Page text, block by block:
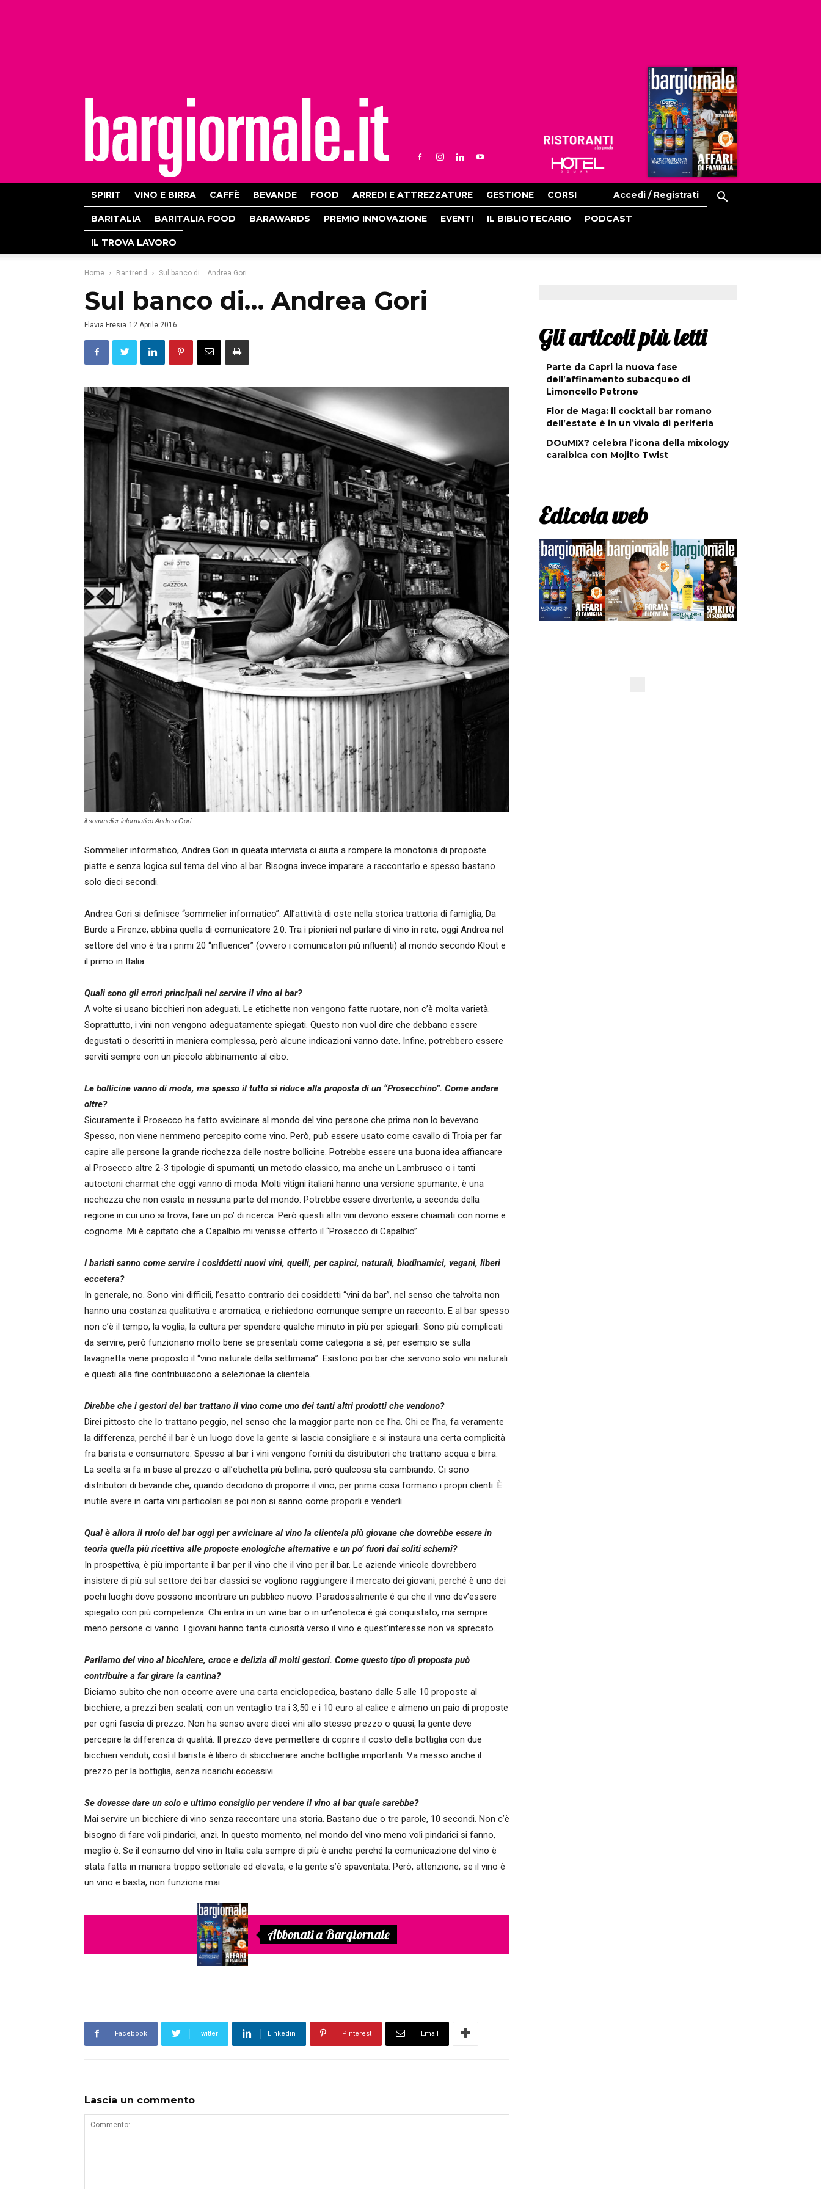
Ristoranti
Hoteldomani
SPIRIT VINO E BIRRA CAFFÈ BEVANDE FOOD ARREDI E ATTREZZATURE GESTIONE CORSI Accedi / Registrati
BARITALIA BARITALIA FOOD BARAWARDS PREMIO INNOVAZIONE EVENTI IL BIBLIOTECARIO PODCAST
IL TROVA LAVORO
Home Bar trend Sul banco di… Andrea Gori
Sul banco di… Andrea Gori
Flavia Fresia 12 Aprile 2016
il sommelier informatico Andrea Gori
Sommelier informatico, Andrea Gori in queata intervista ci aiuta a rompere la monotonia di proposte
piatte e senza logica sul tema del vino al bar. Bisogna invece imparare a raccontarlo e spesso bastano
solo dieci secondi.
Andrea Gori si definisce “sommelier informatico”. All’attività di oste nella storica trattoria di famiglia, Da
Burde a Firenze, abbina quella di comunicatore 2.0. Tra i pionieri nel parlare di vino in rete, oggi Andrea nel
settore del vino è tra i primi 20 “influencer” (ovvero i comunicatori più influenti) al mondo secondo Klout e
il primo in Italia.
Quali sono gli errori principali nel servire il vino al bar?
A volte si usano bicchieri non adeguati. Le etichette non vengono fatte ruotare, non c’è molta varietà.
Soprattutto, i vini non vengono adeguatamente spiegati. Questo non vuol dire che debbano essere
degustati o descritti in maniera complessa, però alcune indicazioni vanno date. Infine, potrebbero essere
serviti sempre con un piccolo abbinamento al cibo.
Le bollicine vanno di moda, ma spesso il tutto si riduce alla proposta di un “Prosecchino”. Come andare
oltre?
Sicuramente il Prosecco ha fatto avvicinare al mondo del vino persone che prima non lo bevevano.
Spesso, non viene nemmeno percepito come vino. Però, può essere usato come cavallo di Troia per far
capire alle persone la grande ricchezza delle nostre bollicine. Potrebbe essere una buona idea affiancare
al Prosecco altre 2-3 tipologie di spumanti, un metodo classico, ma anche un Lambrusco o i tanti
autoctoni charmat che oggi vanno di moda. Molti vitigni italiani hanno una versione spumante, è una
ricchezza che non esiste in nessuna parte del mondo. Potrebbe essere divertente, a seconda della
regione in cui uno si trova, fare un po’ di ricerca. Però questi altri vini devono essere chiamati con nome e
cognome. Mi è capitato che a Capalbio mi venisse offerto il “Prosecco di Capalbio”.
I baristi sanno come servire i cosiddetti nuovi vini, quelli, per capirci, naturali, biodinamici, vegani, liberi
eccetera?
In generale, no. Sono vini difficili, l’esatto contrario dei cosiddetti “vini da bar”, nel senso che talvolta non
hanno una costanza qualitativa e aromatica, e richiedono comunque sempre un racconto. E al bar spesso
non c’è il tempo, la voglia, la cultura per spendere qualche minuto in più per spiegarli. Sono più complicati
da servire, però funzionano molto bene se presentati come categoria a sè, per esempio se sulla
lavagnetta viene proposto il “vino naturale della settimana”. Esistono poi bar che servono solo vini naturali
e questi alla fine contribuiscono a selezionae la clientela.
Direbbe che i gestori del bar trattano il vino come uno dei tanti altri prodotti che vendono?
Direi pittosto che lo trattano peggio, nel senso che la maggior parte non ce l’ha. Chi ce l’ha, fa veramente
la differenza, perché il bar è un luogo dove la gente si lascia consigliare e si instaura una certa complicità
fra barista e consumatore. Spesso al bar i vini vengono forniti da distributori che trattano acqua e birra.
La scelta si fa in base al prezzo o all’etichetta più bellina, però qualcosa sta cambiando. Ci sono
distributori di bevande che, quando decidono di proporre il vino, per prima cosa formano i propri clienti. È
inutile avere in carta vini particolari se poi non si sanno come proporli e venderli.
Qual è allora il ruolo del bar oggi per avvicinare al vino la clientela più giovane che dovrebbe essere in
teoria quella più ricettiva alle proposte enologiche alternative e un po’ fuori dai soliti schemi?
In prospettiva, è più importante il bar per il vino che il vino per il bar. Le aziende vinicole dovrebbero
insistere di più sul settore dei bar classici se vogliono raggiungere il mercato dei giovani, perché è uno dei
pochi luoghi dove possono incontrare un pubblico nuovo. Paradossalmente è qui che il vino dev’essere
spiegato con più competenza. Chi entra in un wine bar o in un’enoteca è già conquistato, ma sempre
meno persone ci vanno. I giovani hanno tanta curiosità verso il vino e quest’interesse non va sprecato.
Parliamo del vino al bicchiere, croce e delizia di molti gestori. Come questo tipo di proposta può
contribuire a far girare la cantina?
Diciamo subito che non occorre avere una carta enciclopedica, bastano dalle 5 alle 10 proposte al
bicchiere, a prezzi ben scalati, con un ventaglio tra i 3,50 e i 10 euro al calice e almeno un paio di proposte
per ogni fascia di prezzo. Non ha senso avere dieci vini allo stesso prezzo o quasi, la gente deve
percepire la differenza di qualità. Il prezzo deve permettere di coprire il costo della bottiglia con due
bicchieri venduti, così il barista è libero di sbicchierare anche bottiglie importanti. Va messo anche il
prezzo per la bottiglia, senza ricarichi eccessivi.
Se dovesse dare un solo e ultimo consiglio per vendere il vino al bar quale sarebbe?
Mai servire un bicchiere di vino senza raccontare una storia. Bastano due o tre parole, 10 secondi. Non c’è
bisogno di fare voli pindarici, anzi. In questo momento, nel mondo del vino meno voli pindarici si fanno,
meglio è. Se il consumo del vino in Italia cala sempre di più è anche perché la comunicazione del vino è
stata fatta in maniera troppo settoriale ed elevata, e la gente s’è spaventata. Però, attenzione, se il vino è
un vino e basta, non funziona mai.
Abbonati a Bargiornale
Facebook Twitter Linkedin Pinterest Email
Lascia un commento
Gli articoli più letti
Parte da Capri la nuova fase
dell’affinamento subacqueo di
Limoncello Petrone
Flor de Maga: il cocktail bar romano
dell’estate è in un vivaio di periferia
DOuMIX? celebra l’icona della mixology
caraibica con Mojito Twist
Edicola web